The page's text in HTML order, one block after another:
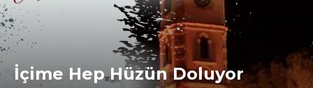
İçime Hep Hüzün Doluyor